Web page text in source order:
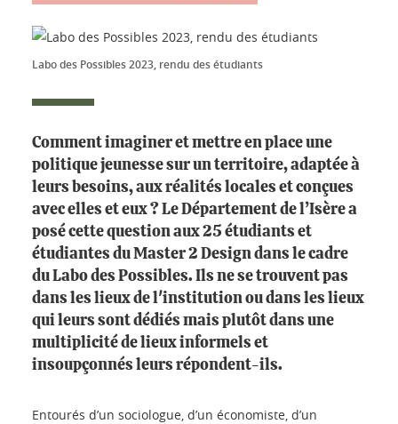
Labo des Possibles 2023, rendu des étudiants
Comment imaginer et mettre en place une
politique jeunesse sur un territoire, adaptée à
leurs besoins, aux réalités locales et conçues
avec elles et eux ? Le Département de l’Isère a
posé cette question aux 25 étudiants et
étudiantes du Master 2 Design dans le cadre
du Labo des Possibles. Ils ne se trouvent pas
dans les lieux de l'institution ou dans les lieux
qui leurs sont dédiés mais plutôt dans une
multiplicité de lieux informels et
insoupçonnés leurs répondent-ils.
Entourés d’un sociologue, d’un économiste, d’un